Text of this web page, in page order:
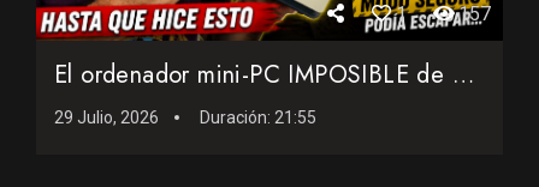
1 157
El ordenador mini-PC IMPOSIBLE de 2001: Ni el modo seguro po...
29 Julio, 2026 Duración: 21:55